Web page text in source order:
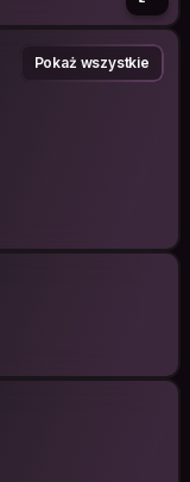
Pokaż wszystkie